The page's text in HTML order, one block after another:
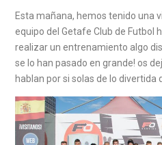
Esta mañana, hemos tenido una
equipo del Getafe Club de Futbol
realizar un entrenamiento algo
se lo han pasado en grande! os
hablan por si solas de lo divertida